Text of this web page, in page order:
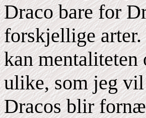
Draco bare for
forskjellige
kan
ulike, som jeg
Dracos blir